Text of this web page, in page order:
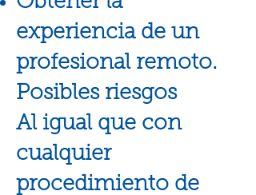
experiencia de un
profesional remoto.
Posibles riesgos
Al igual que con
cualquier
procedimiento de